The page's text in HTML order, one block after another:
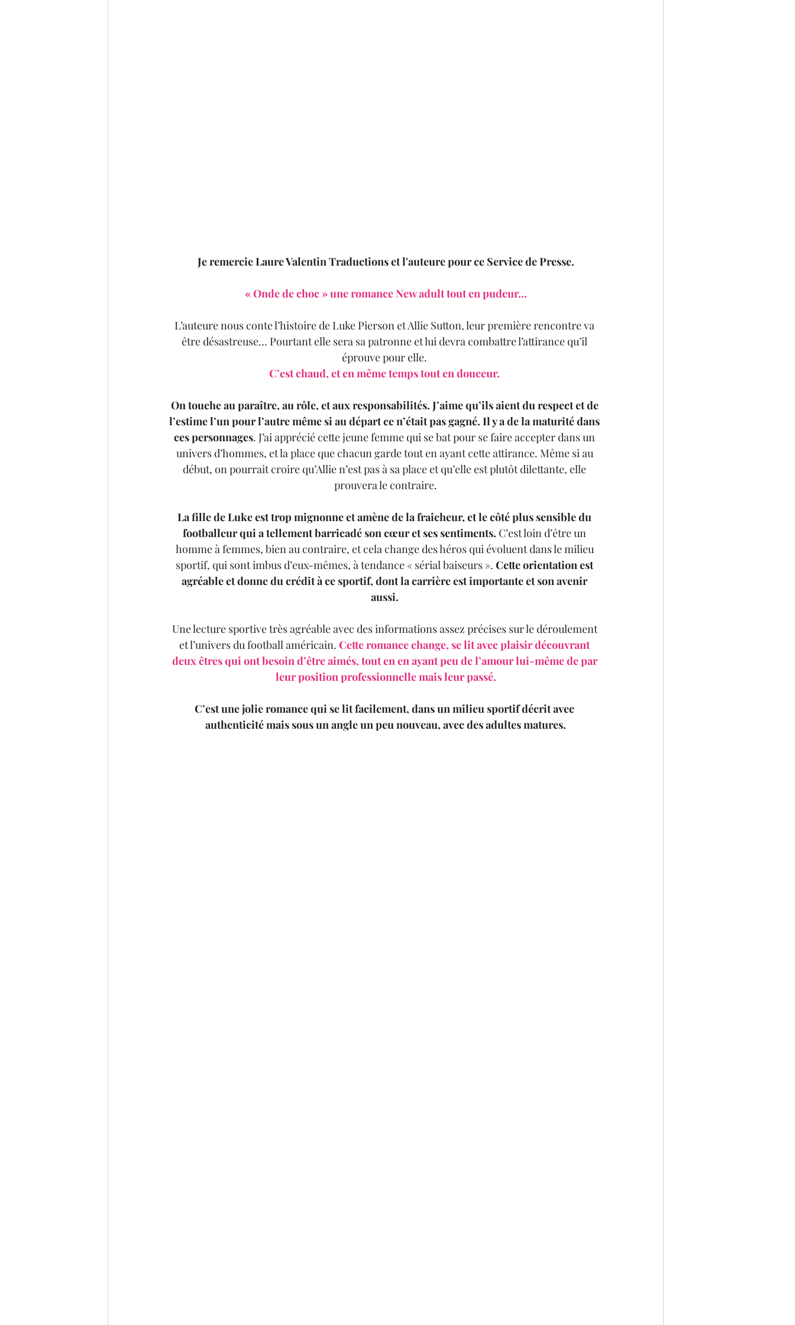
Je remercie Laure Valentin Traductions et l'auteure pour ce Service de Presse.
« Onde de choc » une romance New adult tout en pudeur…
L’auteure nous conte l’histoire de Luke Pierson et Allie Sutton, leur première rencontre va
être désastreuse… Pourtant elle sera sa patronne et lui devra combattre l’attirance qu’il
éprouve pour elle.
C’est chaud, et en même temps tout en douceur.
On touche au paraître, au rôle, et aux responsabilités. J’aime qu’ils aient du respect et de
l’estime l’un pour l’autre même si au départ ce n’était pas gagné. Il y a de la maturité dans
ces personnages. J’ai apprécié cette jeune femme qui se bat pour se faire accepter dans un
univers d’hommes, et la place que chacun garde tout en ayant cette attirance. Même si au
début, on pourrait croire qu’Allie n’est pas à sa place et qu’elle est plutôt dilettante, elle
prouvera le contraire.
La fille de Luke est trop mignonne et amène de la fraicheur, et le côté plus sensible du
footballeur qui a tellement barricadé son cœur et ses sentiments. C’est loin d’être un
homme à femmes, bien au contraire, et cela change des héros qui évoluent dans le milieu
sportif, qui sont imbus d’eux-mêmes, à tendance « sérial baiseurs ». Cette orientation est
agréable et donne du crédit à ce sportif, dont la carrière est importante et son avenir
aussi.
Une lecture sportive très agréable avec des informations assez précises sur le déroulement
et l’univers du football américain. Cette romance change, se lit avec plaisir découvrant
deux êtres qui ont besoin d’être aimés, tout en en ayant peu de l’amour lui-même de par
leur position professionnelle mais leur passé.
C’est une jolie romance qui se lit facilement, dans un milieu sportif décrit avec
authenticité mais sous un angle un peu nouveau, avec des adultes matures.